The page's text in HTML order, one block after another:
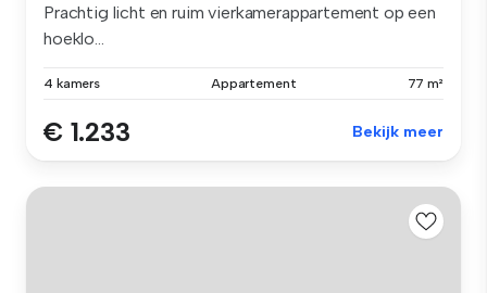
Prachtig licht en ruim vierkamerappartement op een
hoeklo...
4 kamers Appartement 77 m²
€ 1.233 Bekijk meer